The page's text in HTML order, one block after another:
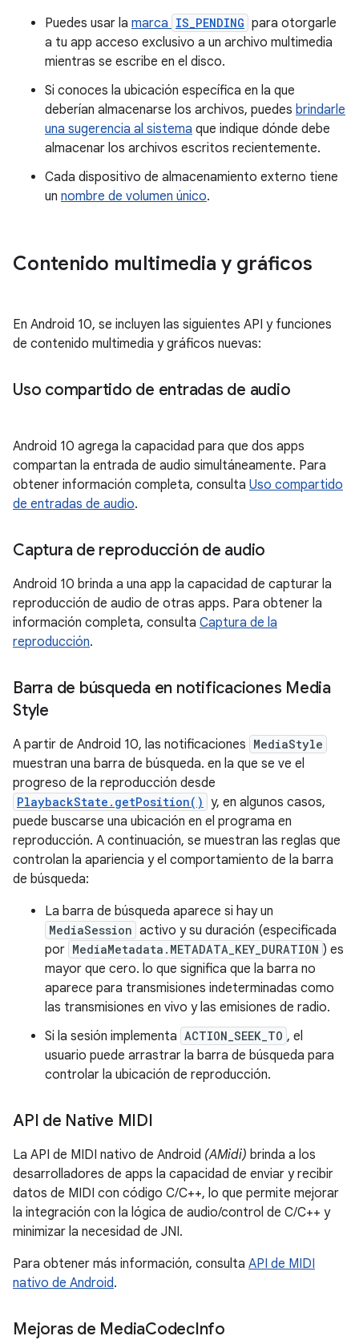
Puedes usar la marca IS_PENDING para otorgarle
a tu app acceso exclusivo a un archivo multimedia
mientras se escribe en el disco.
Si conoces la ubicación específica en la que
deberían almacenarse los archivos, puedes brindarle
una sugerencia al sistema que indique dónde debe
almacenar los archivos escritos recientemente.
Cada dispositivo de almacenamiento externo tiene
un nombre de volumen único.
Contenido multimedia y gráficos
En Android 10, se incluyen las siguientes API y funciones
de contenido multimedia y gráficos nuevas:
Uso compartido de entradas de audio
Android 10 agrega la capacidad para que dos apps
compartan la entrada de audio simultáneamente. Para
obtener información completa, consulta Uso compartido
de entradas de audio.
Captura de reproducción de audio
Android 10 brinda a una app la capacidad de capturar la
reproducción de audio de otras apps. Para obtener la
información completa, consulta Captura de la
reproducción.
Barra de búsqueda en notificaciones Media
Style
A partir de Android 10, las notificaciones MediaStyle
muestran una barra de búsqueda. en la que se ve el
progreso de la reproducción desde
PlaybackState.getPosition() y, en algunos casos,
puede buscarse una ubicación en el programa en
reproducción. A continuación, se muestran las reglas que
controlan la apariencia y el comportamiento de la barra
de búsqueda:
La barra de búsqueda aparece si hay un
MediaSession activo y su duración (especificada
por MediaMetadata.METADATA_KEY_DURATION ) es
mayor que cero. lo que significa que la barra no
aparece para transmisiones indeterminadas como
las transmisiones en vivo y las emisiones de radio.
Si la sesión implementa ACTION_SEEK_TO , el
usuario puede arrastrar la barra de búsqueda para
controlar la ubicación de reproducción.
API de Native MIDI
La API de MIDI nativo de Android (AMidi) brinda a los
desarrolladores de apps la capacidad de enviar y recibir
datos de MIDI con código C/C++, lo que permite mejorar
la integración con la lógica de audio/control de C/C++ y
minimizar la necesidad de JNI.
Para obtener más información, consulta API de MIDI
nativo de Android.
Mejoras de MediaCodecInfo